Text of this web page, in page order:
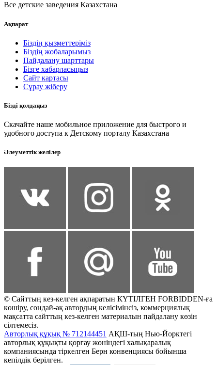
Все детские заведения Казахстана
Ақпарат
Біздің қызметтеріміз
Біздің жобаларымыз
Пайдалану шарттары
Бізге хабарласыңыз
Сайт картасы
Сұрау жіберу
Бізді қолдаңыз
Скачайте наше мобильное приложение для быстрого и
удобного доступа к Детскому порталу Казахстана
Әлеуметтік желілер
© Сайттың кез-келген ақпаратын КҮТІЛГЕН FORBIDDEN-ға
көшіру, сондай-ақ автордың келісімінсіз, коммерциялық
мақсатта сайттың кез-келген материалын пайдалану көзін
сілтемесіз.
Авторлық құқық № 712144451 АҚШ-тың Нью-Йорктегі
авторлық құқықты қорғау жөніндегі халықаралық
компаниясында тіркелген Берн конвенциясы бойынша
кепілдік берілген.